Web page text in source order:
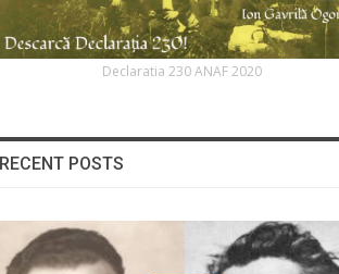
Declaratia 230 ANAF 2020
POSTS